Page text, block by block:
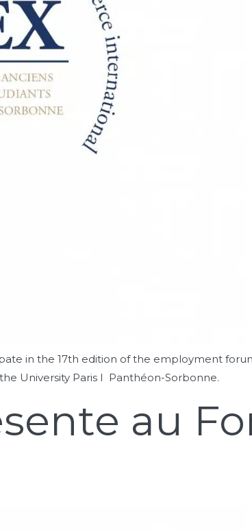
in the 17th edition of the employment
University Paris I Panthéon-Sorbonne.
au